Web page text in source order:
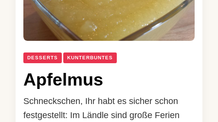
DESSERTS KUNTERBUNTES
Apfelmus
Schneckschen, Ihr habt es sicher schon
festgestellt: Im Ländle sind große Ferien